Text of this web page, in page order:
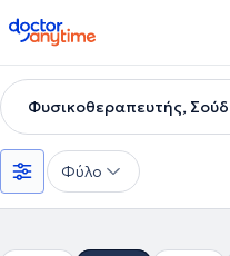
doctoranytime
Φυσικοθεραπευτής,
Φύλο